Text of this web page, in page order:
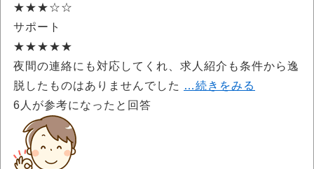
★★★☆☆
サポート
★★★★★
夜間の連絡にも対応してくれ、求人紹介も条件から逸
脱したものはありませんでした …続きをみる
6 人が参考になったと回答